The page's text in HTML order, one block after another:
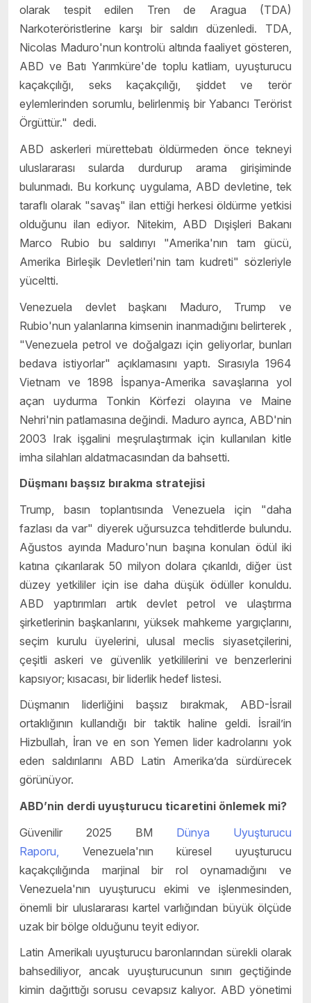
olarak tespit edilen Tren de Aragua (TDA)
Narkoteröristlerine karşı bir saldırı düzenledi. TDA,
Nicolas Maduro'nun kontrolü altında faaliyet gösteren,
ABD ve Batı Yarımküre'de toplu katliam, uyuşturucu
kaçakçılığı, seks kaçakçılığı, şiddet ve terör
eylemlerinden sorumlu, belirlenmiş bir Yabancı Terörist
Örgüttür." dedi.
ABD askerleri mürettebatı öldürmeden önce tekneyi
uluslararası sularda durdurup arama girişiminde
bulunmadı. Bu korkunç uygulama, ABD devletine, tek
taraflı olarak "savaş" ilan ettiği herkesi öldürme yetkisi
olduğunu ilan ediyor. Nitekim , ABD Dışişleri Bakanı
Marco Rubio bu saldırıyı "Amerika'nın tam gücü,
Amerika Birleşik Devletleri'nin tam kudreti" sözleriyle
yüceltti.
Venezuela devlet başkanı Maduro, Trump ve
Rubio'nun yalanlarına kimsenin inanmadığını belirterek ,
"Venezuela petrol ve doğalgazı için geliyorlar, bunları
bedava istiyorlar" açıklamasını yaptı. Sırasıyla 1964
Vietnam ve 1898 İspanya-Amerika savaşlarına yol
açan uydurma Tonkin Körfezi olayına ve Maine
Nehri'nin patlamasına değindi. Maduro ayrıca, ABD'nin
2003 Irak işgalini meşrulaştırmak için kullanılan kitle
imha silahları aldatmacasından da bahsetti.
Düşmanı başsız bırakma stratejisi
Trump, basın toplantısında Venezuela için "daha
fazlası da var" diyerek uğursuzca tehditlerde bulundu.
Ağustos ayında Maduro'nun başına konulan ödül iki
katına çıkarılarak 50 milyon dolara çıkarıldı, diğer üst
düzey yetkililer için ise daha düşük ödüller konuldu.
ABD yaptırımları artık devlet petrol ve ulaştırma
şirketlerinin başkanlarını, yüksek mahkeme yargıçlarını,
seçim kurulu üyelerini, ulusal meclis siyasetçilerini,
çeşitli askeri ve güvenlik yetkililerini ve benzerlerini
kapsıyor; kısacası, bir liderlik hedef listesi.
Düşmanın liderliğini başsız bırakmak, ABD-İsrail
ortaklığının kullandığı bir taktik haline geldi. İsrail’in
Hizbullah, İran ve en son Yemen lider kadrolarını yok
eden saldırılarını ABD Latin Amerika’da sürdürecek
görünüyor.
ABD’nin derdi uyuşturucu ticaretini önlemek mi?
Güvenilir 2025 BM Dünya Uyuşturucu
Raporu,
Venezuela'nın küresel uyuşturucu
kaçakçılığında marjinal bir rol oynamadığını ve
Venezuela'nın uyuşturucu ekimi ve işlenmesinden,
önemli bir uluslararası kartel varlığından büyük ölçüde
uzak bir bölge olduğunu teyit ediyor.
Latin Amerikalı uyuşturucu baronlarından sürekli olarak
bahsediliyor, ancak uyuşturucunun sınırı geçtiğinde
kimin dağıttığı sorusu cevapsız kalıyor. ABD yönetimi